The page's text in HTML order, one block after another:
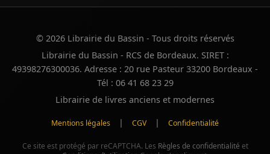
© 2026 Librairie du Bassin - Tous droits réservés
Librairie du Bassin - RCS de Bordeaux. SIRET :
49398276300036. Adresse : 20 rue Pasteur 33200 Bordeaux -
Tél : 06 41 68 23 29
Librairie de livres anciens et modernes
Mentions légales | CGV | Confidentialité
Ce site est protégé par reCAPTCHA. Les Règles de confidentialité et